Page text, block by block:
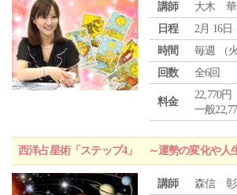
講師
大木 華
日程
2月 16日
時間
毎週 （火
回数
全6回
料金
22,770円
一般
西洋占星術「ステップ4」 ～運勢の変化や人
講師 森信 彰